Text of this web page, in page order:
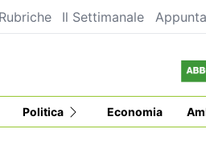
Il Settimanale
Politica Economia